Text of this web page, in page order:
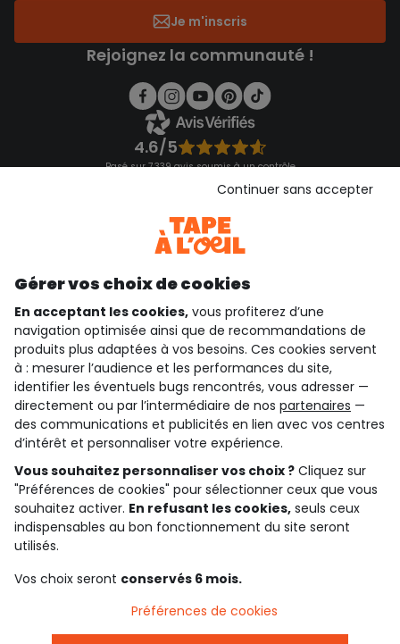
Je m'inscris
Rejoignez la communauté !
4.6/5
Basé sur 7 339 avis soumis à un contrôle
Consulter les CGU
qui sommes-nous ?
besoin d'aide ?
le club fidélité
notre catalogue
Conditions générales de ventes et d'utilisation
Conditions d’utilisation des réseaux sociaux
Politique de confidentialité
Cookies et données personnelles
Paramètres des cookies
Gérer vos choix de cookies
En acceptant les cookies, vous profiterez d’une
navigation optimisée ainsi que de recommandations de
produits plus adaptées à vos besoins. Ces cookies servent
à : mesurer l’audience et les performances du site,
identifier les éventuels bugs rencontrés, vous adresser —
directement ou par l’intermédiaire de nos partenaires —
des communications et publicités en lien avec vos centres
d’intérêt et personnaliser votre expérience.
Vous souhaitez personnaliser vos choix ? Cliquez sur
"Préférences de cookies" pour sélectionner ceux que vous
souhaitez activer. En refusant les cookies, seuls ceux
indispensables au bon fonctionnement du site seront
utilisés.
Vos choix seront conservés 6 mois.
Continuer sans accepter
Préférences de cookies